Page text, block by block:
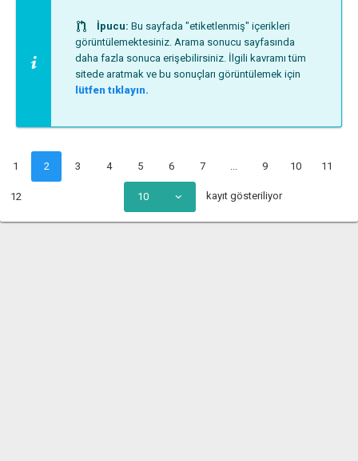
İpucu: Bu sayfada "etiketlenmiş" içerikleri
görüntülemektesiniz. Arama sonucu sayfasında
daha fazla sonuca erişebilirsiniz. İlgili kavramı tüm
sitede aratmak ve bu sonuçları görüntülemek için
lütfen tıklayın.
1 2 3 4 5 6 7 ... 9 10 11
12 10 kayıt gösteriliyor